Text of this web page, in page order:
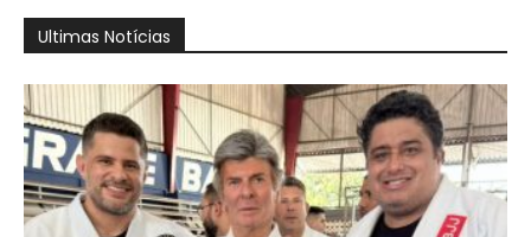
Ultimas Notícias